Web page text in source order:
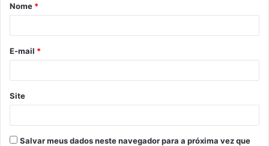
r
*
Nome *
E-mail *
Site
Salvar meus dados neste navegador para a próxima vez que